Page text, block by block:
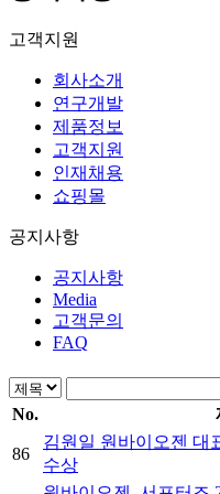
고객지원
회사소개
연구개발
제품정보
고객지원
인재채용
쇼핑몰
공지사항
공지사항
Media
고객문의
FAQ
No.
86
김원일 원바이오젠 대
수상